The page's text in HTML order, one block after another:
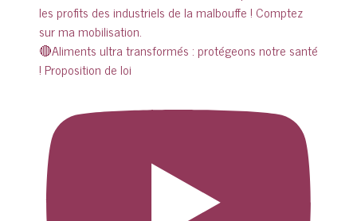
🔴Aliments ultra transformés : protégeons notre santé
! Proposition de loi